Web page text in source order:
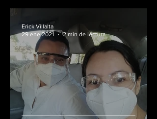
Erick Villalta
29 ene 2021
2 min de lectura